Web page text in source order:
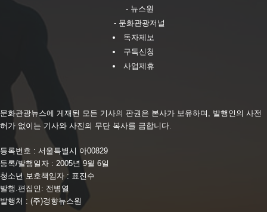
- 뉴스원
- 문화관광저널
독자제보
구독신청
사업제휴
문화관광뉴스에 게재된 모든 기사의 판권은 본사가 보유하며, 발행인의 사전
허가 없이는 기사와 사진의 무단 복사를 금합니다.
등록번호 : 서울특별시 아00829
등록/발행일자 : 2005년 9월 6일
청소년 보호책임자 : 표진수
발행.편집인: 전병열
발행처 : (주)경향뉴스원